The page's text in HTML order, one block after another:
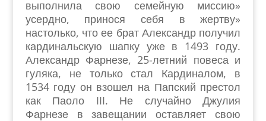
выполнила свою семейную миссию»
усердно, принося себя в жертву»
настолько, что ее брат Александр получил
кардинальскую шапку уже в 1493 году.
Александр Фарнезе, 25-летний повеса и
гуляка, не только стал Кардиналом, в
1534 году он взошел на Папский престол
как Паоло III. Не случайно Джулия
Фарнезе в завещании оставляет свою